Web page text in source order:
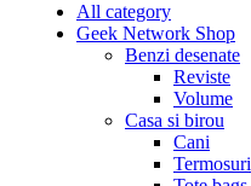
All category
Geek Network Shop
Benzi desenate
Reviste
Volume
Casa si birou
Cani
Termosuri